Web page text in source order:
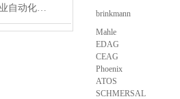
菲尼克斯继电器在工业自动化中的作用
brinkmann
Mahle
EDAG
CEAG
Phoenix
ATOS
SCHMERSAL